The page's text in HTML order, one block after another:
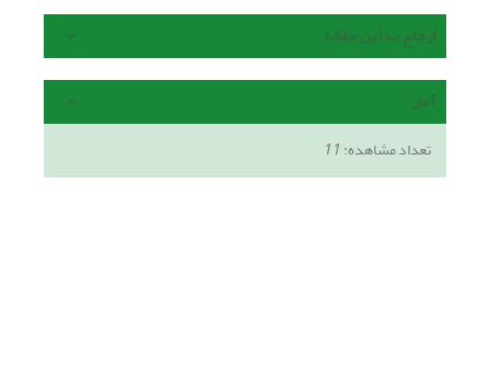
ارجاع به این مقاله
آمار
تعداد مشاهده:11